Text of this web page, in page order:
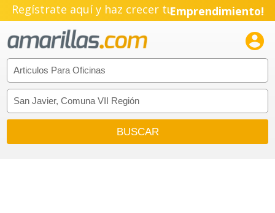
Regístrate aquí y haz crecer tuEmprendimiento!
